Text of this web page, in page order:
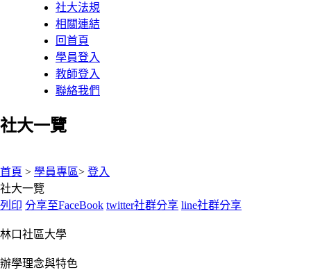
社大法規
相關連結
回首頁
學員登入
教師登入
聯絡我們
社大一覽
首頁 > 學員專區> 登入
社大一覽
列印 分享至FaceBook twitter社群分享 line社群分享
林口社區大學
辦學理念與特色